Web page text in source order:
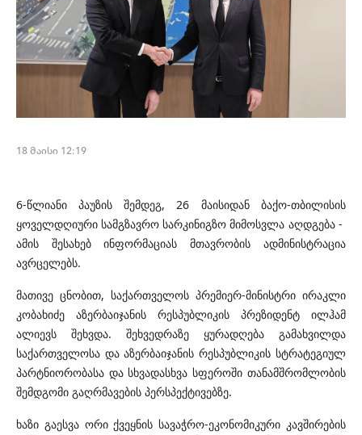
18 მაისი 12:19
6-წლიანი პაუზის შემდეგ, 26 მაისიდან ბაქო-თბილისის
ყოველდღიური სამგზავრო სარკინიგზო მიმოსვლა აღდგება -
ამის შესახებ ინფორმაციას მთავრობის ადმინისტრაცია
ავრცელებს.
მათივე ცნობით, საქართველოს პრემიერ-მინისტრი ირაკლი
კობახიძე აზერბაიჯანის რესპუბლიკის პრეზიდენტ ილჰამ
ალიევს შეხვდა. შეხვედრაზე ყურადღება გამახვილდა
საქართველოსა და აზერბაიჯანის რესპუბლიკის სტრატეგიულ
პარტნიორობასა და სხვადასხვა სფეროში თანამშრომლობის
შემდგომი გაღრმავების პერსპექტივებზე.
ხაზი გაესვა ორი ქვეყნის სავაჭრო-ეკონომიკური კავშირების